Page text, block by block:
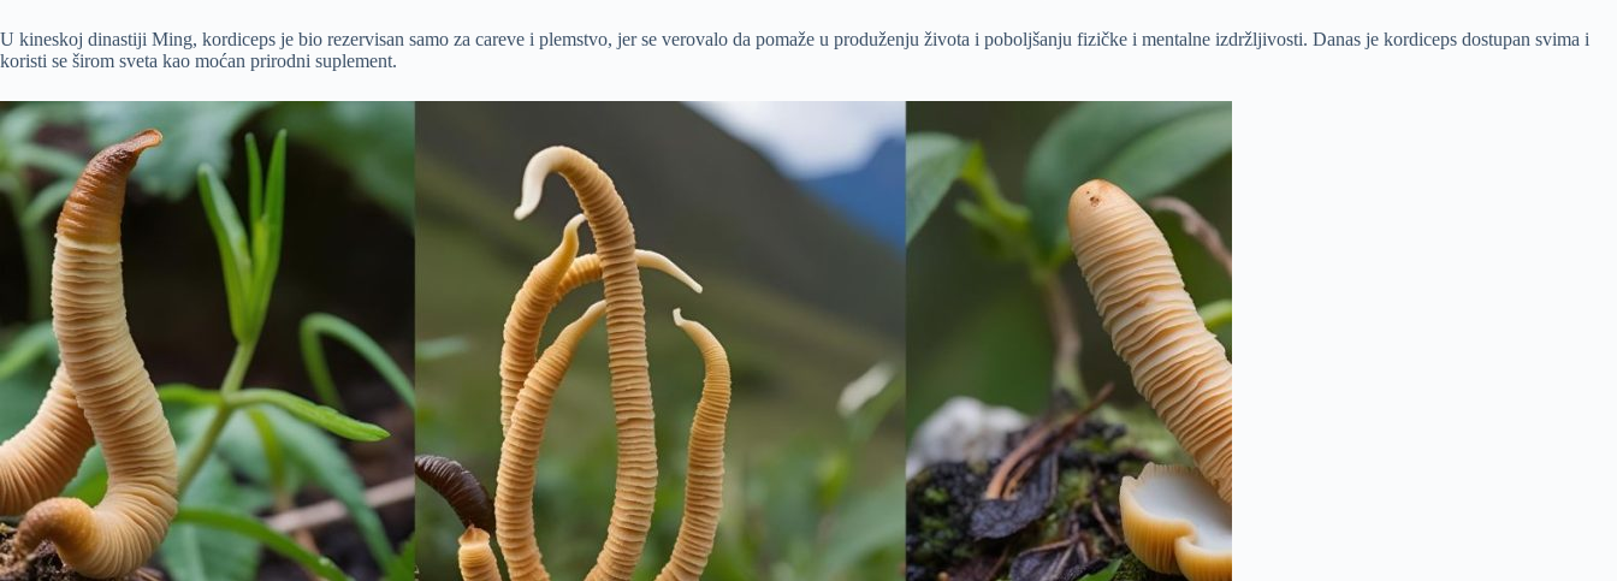
U kineskoj dinastiji Ming, kordiceps je bio rezervisan samo za careve i plemstvo, jer se verovalo da pomaže u produženju života i poboljšanju fizičke i mentalne izdržljivosti. Danas je kordiceps dostupan svima i
koristi se širom sveta kao moćan prirodni suplement.